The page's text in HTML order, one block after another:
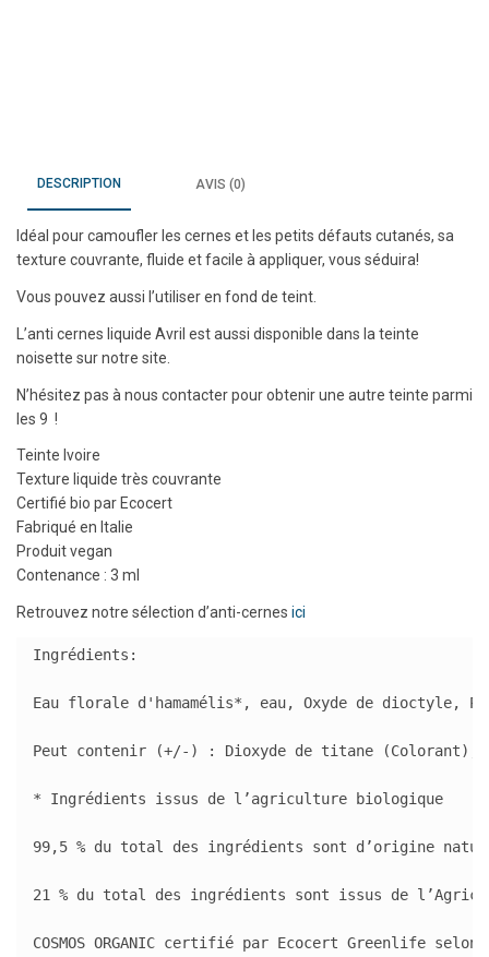
DESCRIPTION AVIS (0)
Idéal pour camoufler les cernes et les petits défauts cutanés, sa
texture couvrante, fluide et facile à appliquer, vous séduira!
Vous pouvez aussi l’utiliser en fond de teint.
L’anti cernes liquide Avril est aussi disponible dans la teinte
noisette sur notre site.
N’hésitez pas à nous contacter pour obtenir une autre teinte parmi
les 9 !
Teinte Ivoire
Texture liquide très couvrante
Certifié bio par Ecocert
Fabriqué en Italie
Produit vegan
Contenance : 3 ml
Retrouvez notre sélection d’anti-cernes ici
Ingrédients:
Eau florale d'hamamélis*, eau, Oxyde de dioctyle,
Peut contenir (+/-) : Dioxyde de titane (Colorant),
* Ingrédients issus de l’agriculture biologique
99,5 % du total des ingrédients sont d’origine
21 % du total des ingrédients sont issus de
COSMOS ORGANIC certifié par Ecocert Greenlife